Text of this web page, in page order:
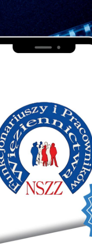
internetowych
uruchamiane przez
liczy na to, że przy
zaplanowanych
Federacji
Przewodniczącego
Służb
Rafał Jankowski.
imieniu Federacji ZZ SM
Federacji ZZ